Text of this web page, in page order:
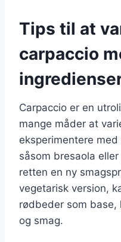
Tips til at
carpaccio
Carpaccio er en
mange måder at
eksperimentere
såsom bresaola
retten en ny
vegetarisk version,
rødbeder som base,
og smag.